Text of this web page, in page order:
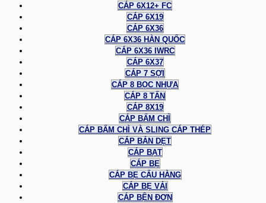
CÁP 6X12+ FC
CÁP 6X19
CÁP 6X36
CÁP 6X36 HÀN QUỐC
CÁP 6X36 IWRC
CÁP 6X37
CÁP 7 SỢI
CÁP 8 BỌC NHỰA
CÁP 8 TẤN
CÁP 8X19
CÁP BẤM CHÌ
CÁP BẤM CHÌ VÀ SLING CÁP THÉP
CÁP BẢN DẸT
CÁP BẠT
CÁP BẸ
CÁP BẸ CẨU HÀNG
CÁP BẸ VẢI
CÁP BỆN ĐƠN